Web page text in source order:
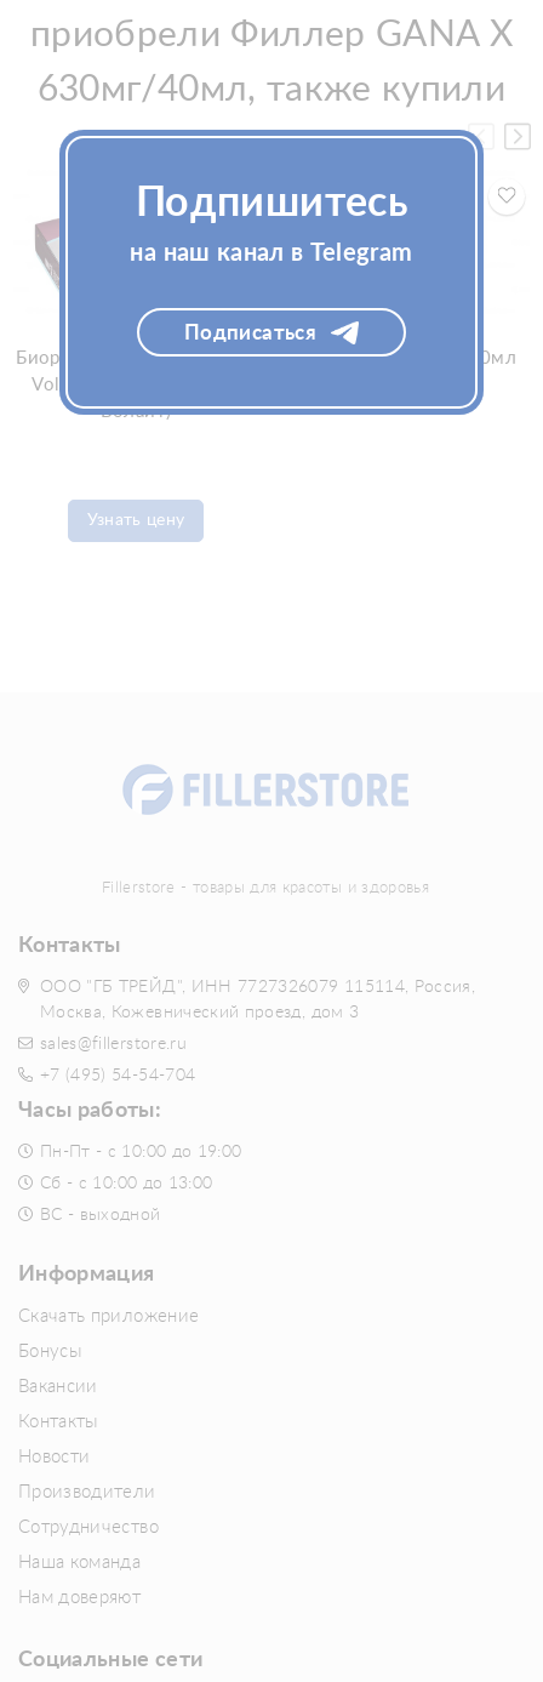
приобрели Филлер GANA X
630мг/40мл, также купили
Биоревитализант Juvederm
Volite 2x1мл (Ювидерм
Волайт)
Узнать цену
Aesthefill V200, 1x200мл
Fillerstore - товары для красоты и здоровья
Контакты
ООО "ГБ ТРЕЙД", ИНН 7727326079 115114, Россия,
Москва, Кожевнический проезд, дом 3
sales@fillerstore.ru
+7 (495) 54-54-704
Часы работы:
Пн-Пт - с 10:00 до 19:00
Сб - с 10:00 до 13:00
ВС - выходной
Информация
Скачать приложение
Бонусы
Вакансии
Контакты
Новости
Производители
Сотрудничество
Наша команда
Нам доверяют
Социальные сети
Подпишитесь
на наш канал в Telegram
Подписаться